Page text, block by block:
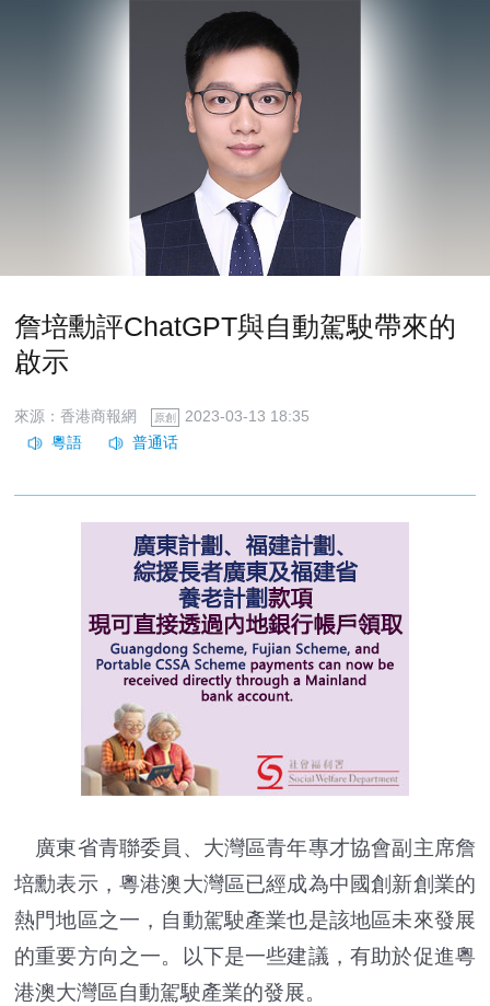
詹培勳評ChatGPT與自動駕駛帶來的
啟示
來源：香港商報網 原創 2023-03-13 18:35
廣東省青聯委員、大灣區青年專才協會副主席詹
培勳表示，粵港澳大灣區已經成為中國創新創業的
熱門地區之一，自動駕駛產業也是該地區未來發展
的重要方向之一。以下是一些建議，有助於促進粵
港澳大灣區自動駕駛產業的發展。